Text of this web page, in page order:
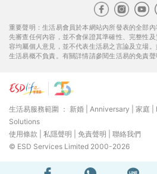
重要聲明：生活易會員於本網站內所發表的全部
先審查任何內容，並不會保證其準確性、完整性
容均屬個人意見，並不代表生活易之言論及立場
生活易概不負責。有關詳情請參閱生活易的免責聲
生活易服務範圍 ： 新婚 Anniversary 家庭
Solutions
使用條款
私隱聲明 免責聲明
聯絡我們
© ESD Services Limited 2000-2026